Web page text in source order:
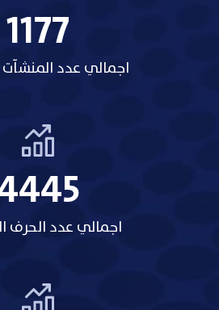
1318
اجمالي عدد المنشآت
اجمالي عدد الحرف